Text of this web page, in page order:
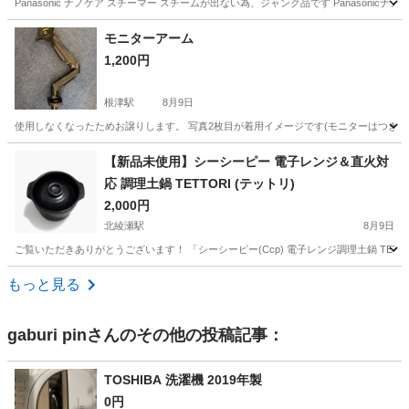
Panasonic ナノケア スチーマー スチームが出ない為、ジャンク品です Panasonicナ
東京 練馬区 大泉学園駅
モニターアーム
1,200円
根津駅 8月9日
使用しなくなったためお譲りします。 写真2枚目が着用イメージです(モニターはつき
根津駅 その他 モニター
【新品未使用】シーシーピー 電子レンジ＆直火対
応 調理土鍋 TETTORI (テットリ)
2,000円
北綾瀬駅 8月9日
ご覧いただきありがとうございます！ 「シーシーピー(Ccp) 電子レンジ調理土鍋
東京 足立区
もっと見る
gaburi pinさんのその他の投稿記事：
TOSHIBA 洗濯機 2019年製
0円